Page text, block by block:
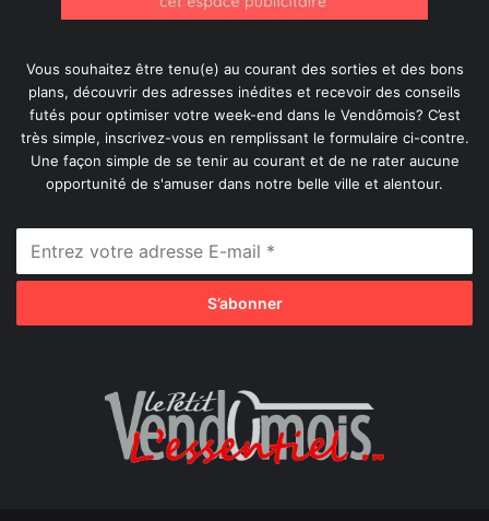
Vous souhaitez être tenu(e) au courant des sorties et des bons
plans, découvrir des adresses inédites et recevoir des conseils
futés pour optimiser votre week-end dans le Vendômois? C’est
très simple, inscrivez-vous en remplissant le formulaire ci-contre.
Une façon simple de se tenir au courant et de ne rater aucune
opportunité de s'amuser dans notre belle ville et alentour.